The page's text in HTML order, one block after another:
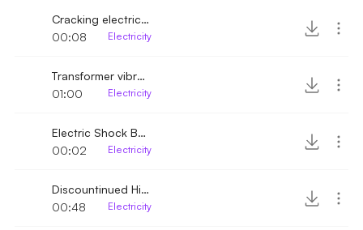
Cracking electricity
00:08
Electricity
Transformer vibration sound
01:00
Electricity
Electric Shock Buzz
00:02
Electricity
Discountinued High Voltage Discharge
00:48
Electricity